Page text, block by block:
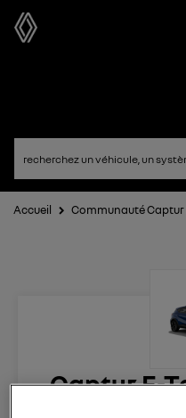
Accueil Communauté Captur
Captur E-